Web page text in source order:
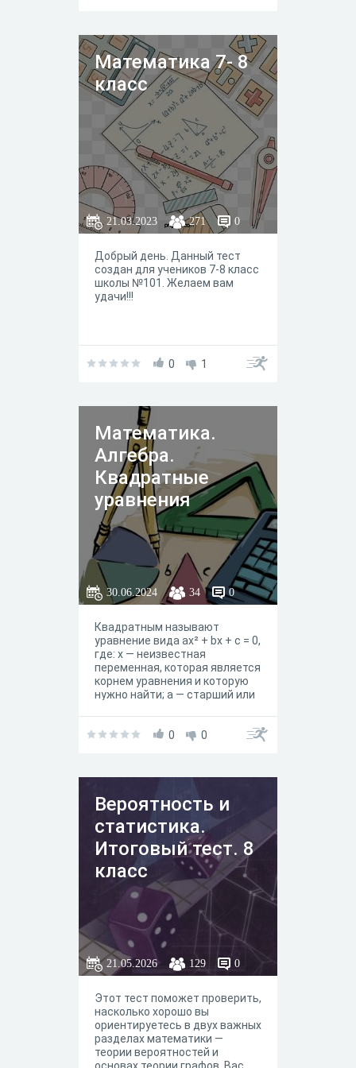
Математика 7- 8
класс
21.03.2023 271 0
Добрый день. Данный тест
создан для учеников 7-8 класс
школы №101. Желаем вам
удачи!!!
0 1
Математика.
Алгебра.
Квадратные
уравнения
30.06.2024 34 0
Квадратным называют
уравнение вида ax² + bx + c = 0,
где: х — неизвестная
переменная, которая является
корнем уравнения и которую
нужно найти; а — старший или
должен быть равен нулю
становится линейным); b —
коэффициент; с — свободный
член уравнения.
0 0
Вероятность и
статистика.
Итоговый тест. 8
класс
21.05.2026 129 0
Этот тест поможет проверить,
насколько хорошо вы
ориентируетесь в двух важных
разделах математики —
теории вероятностей и